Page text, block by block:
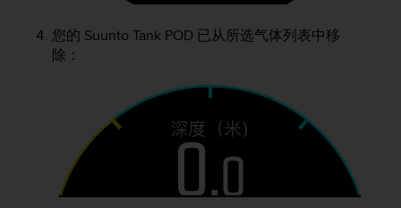
您的 Suunto Tank POD 已从所选气体列表中移
除：